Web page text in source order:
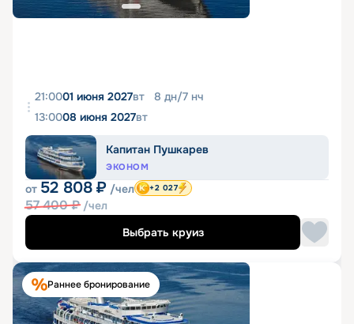
21:0001 июня 2027вт 8 дн/7 нч
13:0008 июня 2027вт
Капитан Пушкарев
ЭКОНОМ
от 52 808 ₽ /чел
57 400₽ /чел
+2 027
Выбрать круиз
Раннее бронирование